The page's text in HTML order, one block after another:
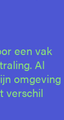
een vak
Al
omgeving
verschil